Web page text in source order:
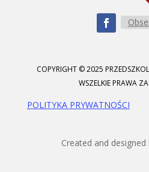
COPYRIGHT © 2025
WSZELKIE PRAWA
POLITYKA PRYWATNOŚCI
Created and